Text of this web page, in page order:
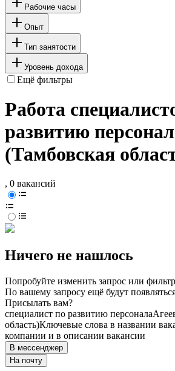
Рабочие часы
Опыт
Тип занятости
Уровень дохода
Ещё фильтры
Работа
развитию
(Тамбовская
, 0 вакансий
Ничего не нашлось
Попробуйте изменить запрос или
По вашему запросу ещё будут
Присылать вам?
специалист по развитию персонала
область)Ключевые слова в названии
компании и в описании вакансии
В мессенджер
На почту